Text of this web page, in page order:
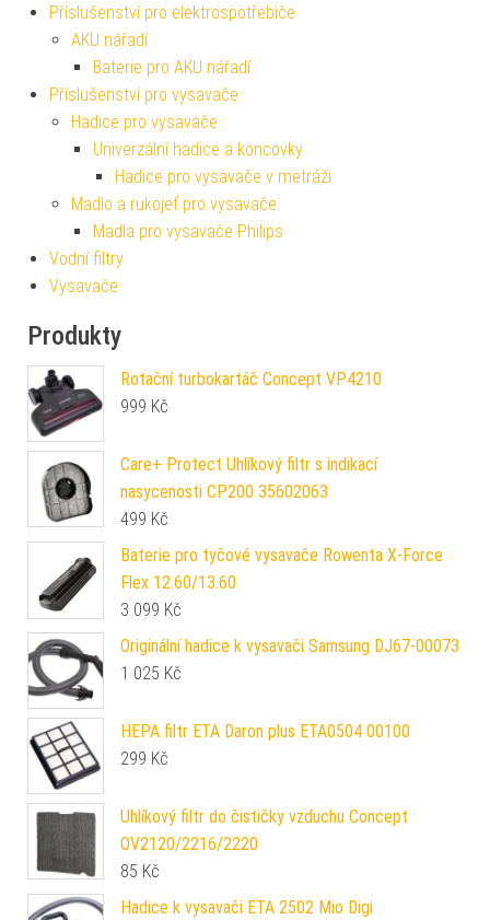
Příslušenství pro elektrospotřebiče
AKU nářadí
Baterie pro AKU nářadí
Příslušenství pro vysavače
Hadice pro vysavače
Univerzální hadice a koncovky
Hadice pro vysavače v metráži
Madlo a rukojeť pro vysavače
Madla pro vysavače Philips
Vodní filtry
Vysavače
Produkty
Rotační turbokartáč Concept VP4210
999 Kč
Care+ Protect Uhlíkový filtr s indikací
nasycenosti CP200 35602063
499 Kč
Baterie pro tyčové vysavače Rowenta X-Force
Flex 12.60/13.60
3 099 Kč
Originální hadice k vysavači Samsung DJ67-00073
1 025 Kč
HEPA filtr ETA Daron plus ETA0504 00100
299 Kč
Uhlíkový filtr do čističky vzduchu Concept
OV2120/2216/2220
85 Kč
Hadice k vysavači ETA 2502 Mio Digi